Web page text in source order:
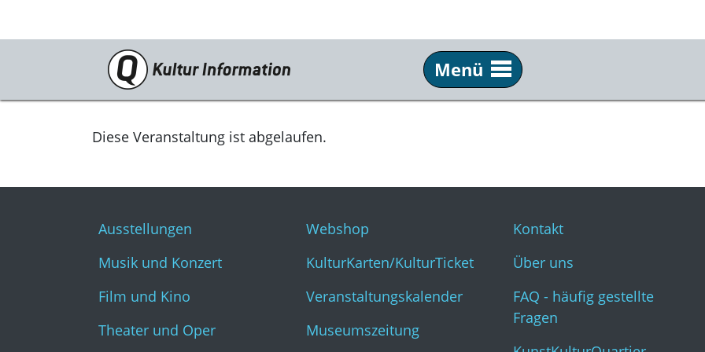
Menü
Veranstaltungen
Ausstellungen
Theater und Oper
Literatur
Service
Museumszeitung
Diese Veranstaltung ist abgelaufen.
Ausstellungen
Musik und Konzert
Film und Kino
Theater und Oper
Webshop
KulturKarten/KulturTicket
Veranstaltungskalender
Museumszeitung
Kontakt
Über uns
FAQ - häufig gestellte
Fragen